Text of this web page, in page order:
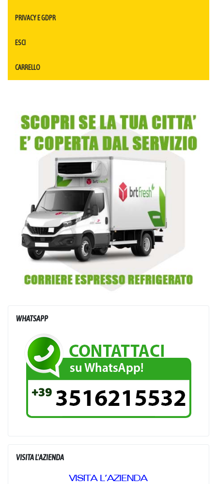
PRIVACY E GDPR
ESCI
CARRELLO
WHATSAPP
VISITA L'AZIENDA